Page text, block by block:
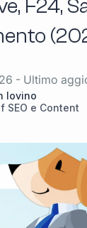
F24,
- Ultimo
Iovino
SEO e Content